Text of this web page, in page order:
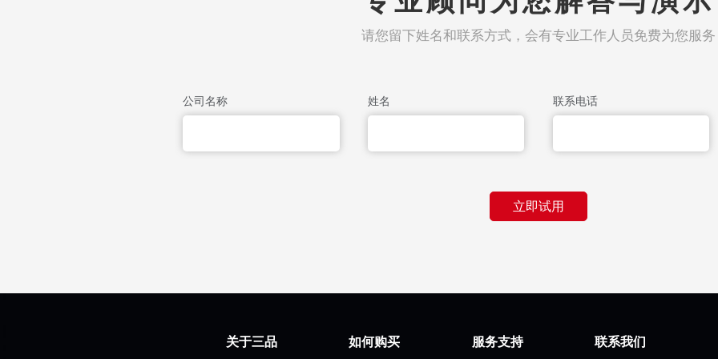
请您留下姓名和联系方式，会有专业工作人员免费为您服务
公司名称 姓名 联系电话
立即试用
关于三品 如何购买 服务支持 联系我们